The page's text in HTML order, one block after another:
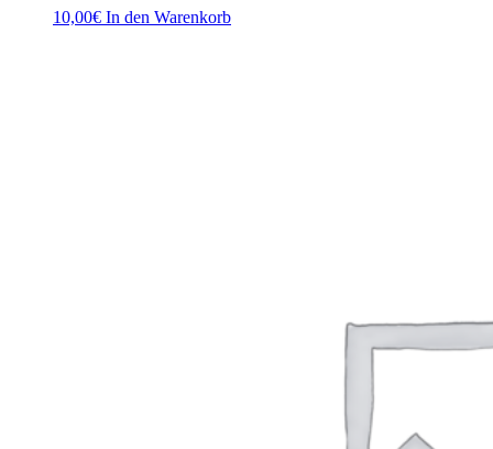
10,00€ In den Warenkorb